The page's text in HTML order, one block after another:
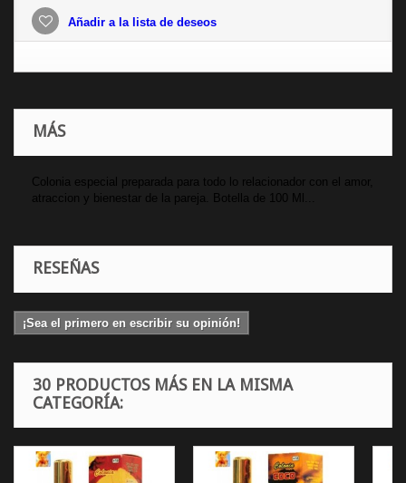
Añadir a la lista de deseos
MÁS
Colonia especial preparada para todo lo relacionador con el amor,
atraccion y bienestar de la pareja. Botella de 100 Ml...
RESEÑAS
¡Sea el primero en escribir su opinión!
30 PRODUCTOS MÁS EN LA MISMA
CATEGORÍA: